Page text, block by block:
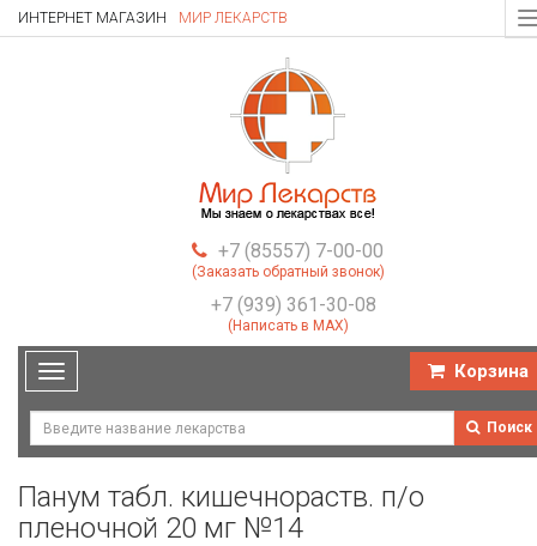
ИНТЕРНЕТ МАГАЗИН МИР ЛЕКАРСТВ
+7 (85557) 7-00-00
(Заказать обратный звонок)
+7 (939) 361-30-08
(Написать в MAX)
Toggle
navigation
Корзина
Поиск
Панум табл. кишечнораств. п/о
пленочной 20 мг №14